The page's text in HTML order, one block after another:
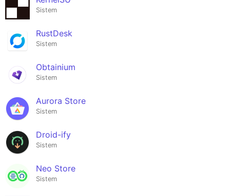
Sistem
RustDesk
Sistem
Obtainium
Sistem
Aurora Store
Sistem
Droid-ify
Sistem
Neo Store
Sistem